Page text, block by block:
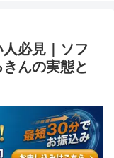
必見｜ソフ
んの実態と